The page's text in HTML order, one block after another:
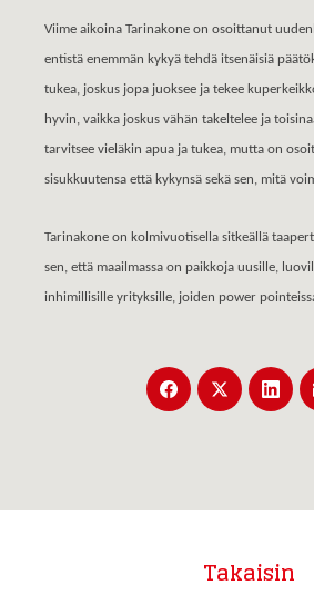
Viime aikoina Tarinakone on osoittanut
entistä enemmän kykyä tehdä itsenäisiä
tukea, joskus jopa juoksee ja tekee
hyvin, vaikka joskus vähän takeltelee ja
tarvitsee vieläkin apua ja tukea, mutta on
sisukkuutensa että kykynsä sekä sen, mitä
Tarinakone on kolmivuotisella sitkeällä
sen, että maailmassa on paikkoja uusille,
inhimillisille yrityksille, joiden power
Takaisin